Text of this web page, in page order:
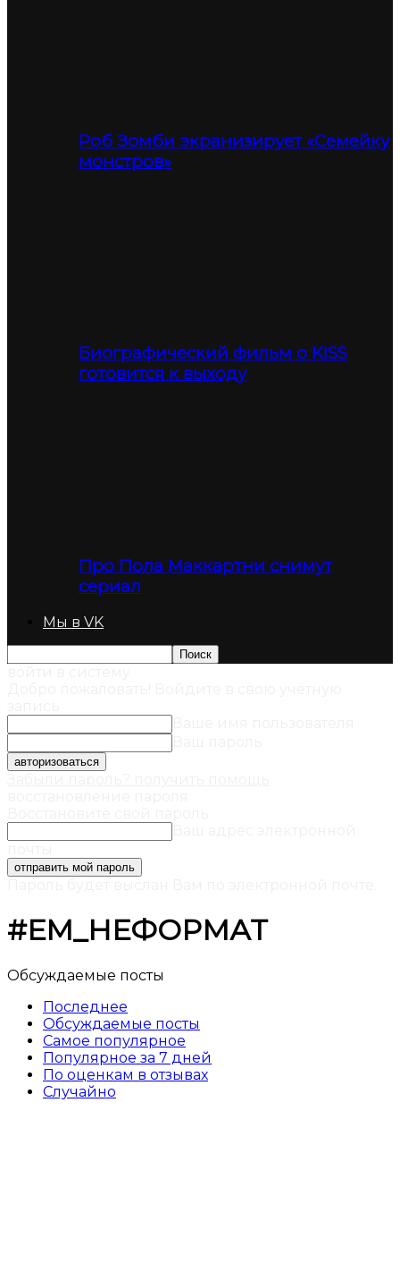
Роб Зомби экранизирует «Семейку
монстров»
Биографический фильм о KISS
готовится к выходу
Про Пола Маккартни снимут
сериал
Мы в VK
#ЕМ_НЕФОРМАТ
Обсуждаемые посты
Последнее
Обсуждаемые посты
Самое популярное
Популярное за 7 дней
По оценкам в отзывах
Случайно